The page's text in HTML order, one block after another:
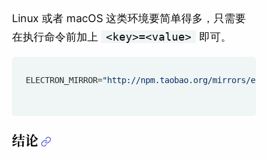
Linux 或者 macOS 这类环境要简单得多，只需要
在执行命令前加上
<key>=<value> 即可。
ELECTRON_MIRROR="http://npm.taobao.org/mirrors/
结论